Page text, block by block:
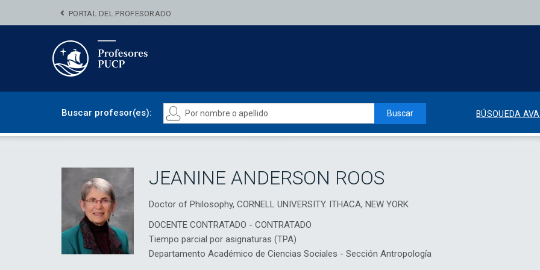
PORTAL DEL PROFESORADO
Buscar profesor(es): Buscar BÚSQUEDA
JEANINE ANDERSON ROOS
Doctor of Philosophy, CORNELL UNIVERSITY. ITHACA, NEW YORK
DOCENTE CONTRATADO - CONTRATADO
Tiempo parcial por asignaturas (TPA)
Departamento Académico de Ciencias Sociales - Sección Antropología